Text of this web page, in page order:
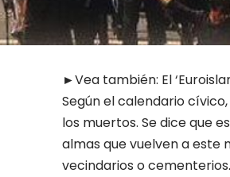
►Vea también: El
Según el calendario
los muertos. Se dice que
almas que vuelven a este
vecindarios o cementerios.